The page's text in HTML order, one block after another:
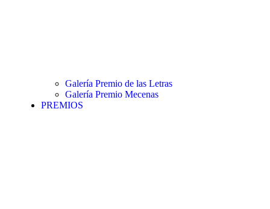
Galería Premio de las Letras
Galería Premio Mecenas
PREMIOS